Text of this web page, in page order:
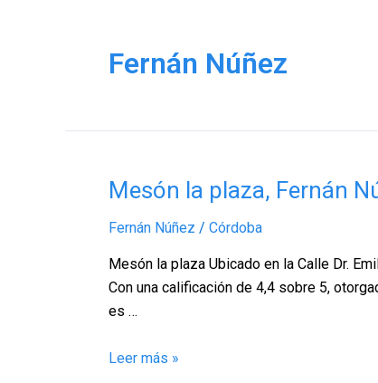
Fernán Núñez
Mesón la plaza, Fernán
Fernán Núñez / Córdoba
Mesón la plaza Ubicado en la Calle Dr.
Con una calificación de 4,4 sobre 5,
es …
Mesón
plaza,
Fernán
Núñez
Leer más »